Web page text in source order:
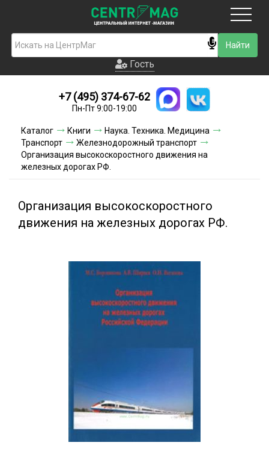
Гость
Новинки
Условия доставки
Условия оплаты
Акции и скидки
Гость
+7 (495) 374-67-62
Пн-Пт 9:00-19:00
Каталог Книги
Наука. Техника. Медицина
Транспорт
Железнодорожный транспорт
Организация высокоскоростного движения на
железных дорогах РФ.
Организация высокоскоростного
движения на железных дорогах РФ.